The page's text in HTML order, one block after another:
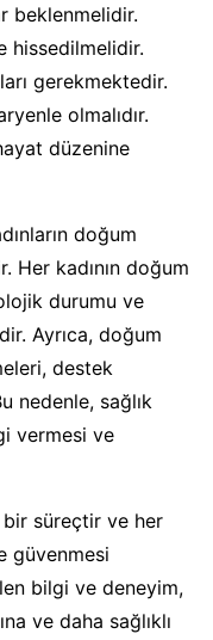
beklenmelidir.
hissedilmelidir.
gerekmektedir.
olmalıdır.
düzenine
doğum
Her kadının doğum
durumu ve
Ayrıca, doğum
destek
nedenle, sağlık
vermesi ve
bir süreçtir ve her
güvenmesi
bilgi ve deneyim,
ve daha sağlıklı